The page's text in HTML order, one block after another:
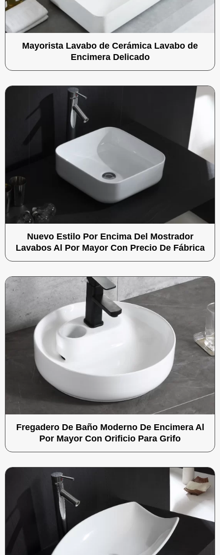
Mayorista Lavabo de Cerámica Lavabo de
Encimera Delicado
Nuevo Estilo Por Encima Del Mostrador
Lavabos Al Por Mayor Con Precio De Fábrica
Fregadero De Baño Moderno De Encimera Al
Por Mayor Con Orificio Para Grifo